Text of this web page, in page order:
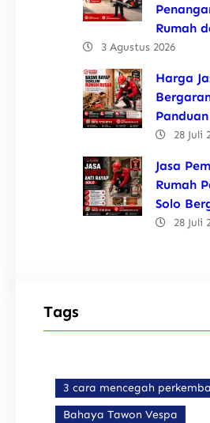
Rumah
3 Agustus 2026
Harga
28 Juli
Jasa
Rumah
Solo
28 Juli
Tags
3 cara mencegah
Bahaya Tawon Vespa